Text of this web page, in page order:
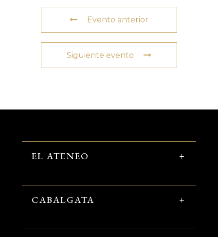
Evento anterior
Siguiente evento
EL ATENEO
CABALGATA